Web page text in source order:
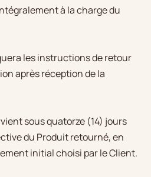
à la charge du
les instructions de retour
après réception de la
sous quatorze (14) jours
du Produit retourné, en
initial choisi par le Client.